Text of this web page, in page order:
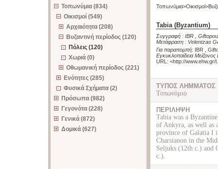
Τοπωνύμια (834)
Οικισμοί (549)
Αρχαιότητα (208)
Βυζαντινή περίοδος (120)
Πόλεις (120)
Χωριά (0)
Οθωμανική περίοδος (221)
Ενότητες (285)
Φυσικά Σχήματα (2)
Πρόσωπα (982)
Γεγονότα (228)
Γενικά (872)
Δομικά (627)
Τοπωνύμια>Οικισμοί>
Tabia (Byzantium)
Συγγραφή : IBR
Μετάφραση : Velentzas
Για παραπομπή: IBR ,
Εγκυκλοπαίδεια
URL: <http://www.ehw.gr/
ΤΥΠΟΣ ΛΗΜΜΑΤΟΣ
Τοπωνύμιο
ΠΕΡΙΛΗΨΗ
Tabia was a
of Ankyra, as well as
province of Galatia Ι
Charsianon in the
Seljuks (12th c.) and
c.).